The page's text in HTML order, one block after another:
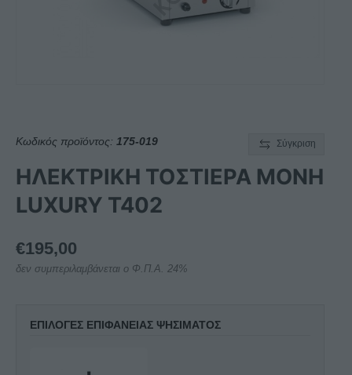
Κωδικός προϊόντος: 175-019 Σύγκριση
ΗΛΕΚΤΡΙΚΗ ΤΟΣΤΙΕΡΑ ΜΟΝΗ
LUXURY T402
€195,00
δεν συμπεριλαμβάνεται ο Φ.Π.Α. 24%
ΕΠΙΛΟΓΕΣ ΕΠΙΦΑΝΕΙΑΣ ΨΗΣΙΜΑΤΟΣ